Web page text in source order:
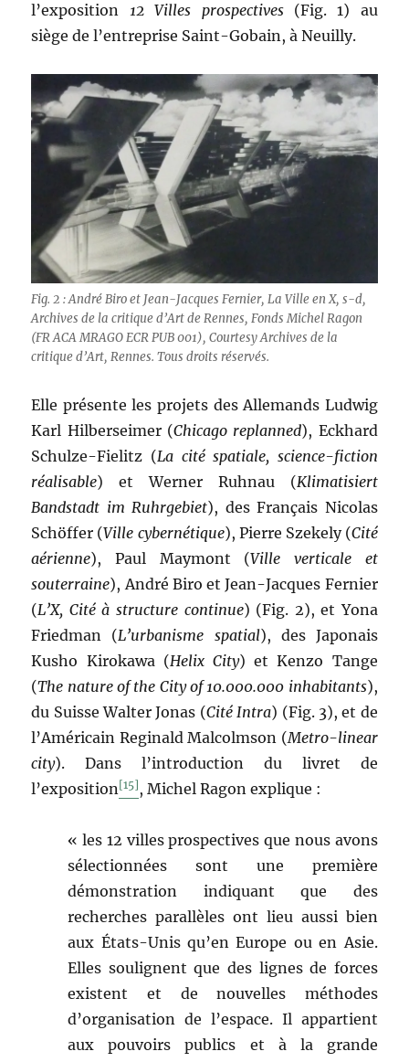
l’exposition 12 Villes prospectives(Fig. 1) au
siège de l’entreprise Saint-Gobain, à Neuilly.
Fig. 2 : André Biro et Jean-Jacques Fernier, La Ville en X, s-d,
Archives de la critique d’Art de Rennes, Fonds Michel Ragon
(FR ACA MRAGO ECR PUB 001), Courtesy Archives de la
critique d’Art, Rennes. Tous droits réservés.
Elle présente les projets des Allemands Ludwig
Karl Hilberseimer (Chicago replanned), Eckhard
Schulze-Fielitz (La cité spatiale, science-fiction
réalisable) et Werner Ruhnau (Klimatisiert
Bandstadt im Ruhrgebiet), des Français Nicolas
Schöffer (Ville cybernétique), Pierre Szekely (Cité
aérienne), Paul Maymont (Ville verticale et
souterraine), André Biro et Jean-Jacques Fernier
(L’X, Cité à structure continue) (Fig. 2), et Yona
Friedman (L’urbanisme spatial), des Japonais
Kusho Kirokawa (Helix City) et Kenzo Tange
(The nature of the City of 10.000.000 inhabitants),
du Suisse Walter Jonas (Cité Intra) (Fig. 3), et de
l’Américain Reginald Malcolmson (Metro-linear
city). Dans l’introduction du livret de
l’exposition[15], Michel Ragon explique :
« les 12 villes prospectives que nous avons
sélectionnées sont une première
démonstration indiquant que des
recherches parallèles ont lieu aussi bien
aux États-Unis qu’en Europe ou en Asie.
Elles soulignent que des lignes de forces
existent et de nouvelles méthodes
d’organisation de l’espace. Il appartient
aux pouvoirs publics et à la grande